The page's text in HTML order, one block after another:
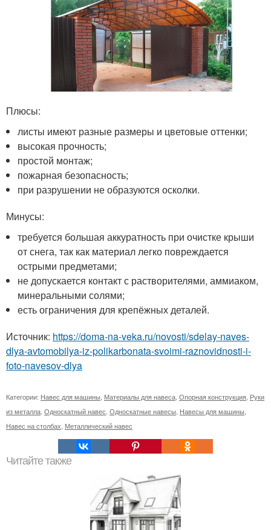
Плюсы:
листы имеют разные размеры и цветовые оттенки;
высокая прочность;
простой монтаж;
пожарная безопасность;
при разрушении не образуются осколки.
Минусы:
требуется большая аккуратность при очистке крыши
от снега, так как материал легко повреждается
острыми предметами;
не допускается контакт с растворителями, аммиаком,
минеральными солями;
есть ограничения для крепёжных деталей.
Источник: https://doma-na-veka.ru/novosti/sdelay-naves-
dlya-avtomobilya-iz-polikarbonata-svoimi-raznovidnosti-i-
foto-navesov-dlya
Категории: Навес для машины Материалы для навеса Опорная конструкция Руки
из металла Односкатный навес Односкатные навесы Навесы для машины
Навес на столбах Металлический навес
Читайте также